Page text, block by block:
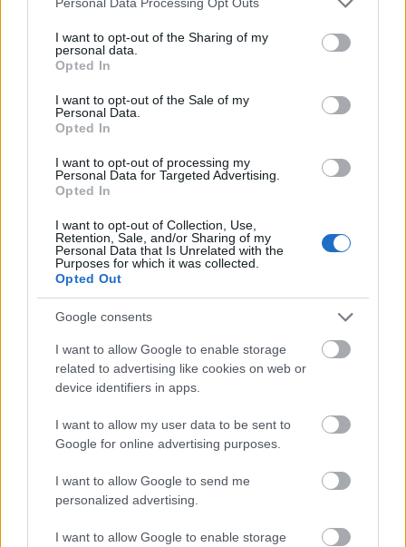
not limited to your visit or usage behaviour. You may click to
grant or deny consent to Google and its third-party tags to
use your data for below specified purposes in below Google
consent section.
I want to opt-out of the Sharing of my
personal data.
Opted In
I want to opt-out of the Sale of my
Personal Data.
Opted In
I want to opt-out of processing my
Personal Data for Targeted Advertising.
Opted In
I want to opt-out of Collection, Use,
Retention, Sale, and/or Sharing of my
Personal Data that Is Unrelated with the
Purposes for which it was collected.
Opted Out
Google consents
I want to allow Google to enable storage
related to advertising like cookies on web or
device identifiers in apps.
I want to allow my user data to be sent to
Google for online advertising purposes.
I want to allow Google to send me
personalized advertising.
I want to allow Google to enable storage
Rogozint, Oroszország jelenlegi NATO-nagykövetét
azért aSzaakasvili paródiáért
oszét pengeváltogatás előtt. Nem is beszélve
magáról Zsirinovszkij úrról, akit a kazah legfőbb
ügyész 2005-ben már
miután a nagy gondolkodó azt mondta: „
Nincs kazah
nyelv, és írásbeliség se volt. Egyáltalán nincs ott semmi.
Kemény lesz kifizetniük a 100 ezer rubelt, mert hogy
sittet nem kapnak, az hétszentség.